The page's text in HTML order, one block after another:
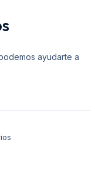
ayudarte a